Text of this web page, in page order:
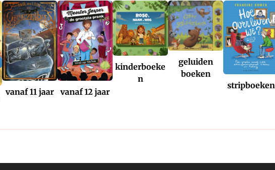
vanaf 11 jaar vanaf 12 jaar
kinderboeke
n
geluiden
boeken
stripboeken